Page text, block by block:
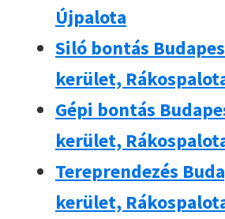
Újpalota
Siló bontás
kerület,
Gépi bontás
kerület,
Tereprendezés
kerület,